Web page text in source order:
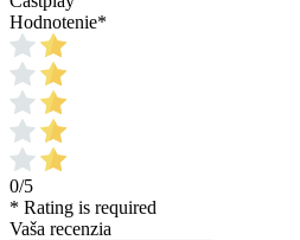
Hodnotenie*
0/5
* Rating is required
Vaša recenzia